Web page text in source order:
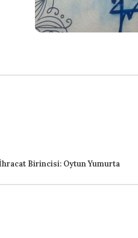
Birincisi: Oytun Yumurta